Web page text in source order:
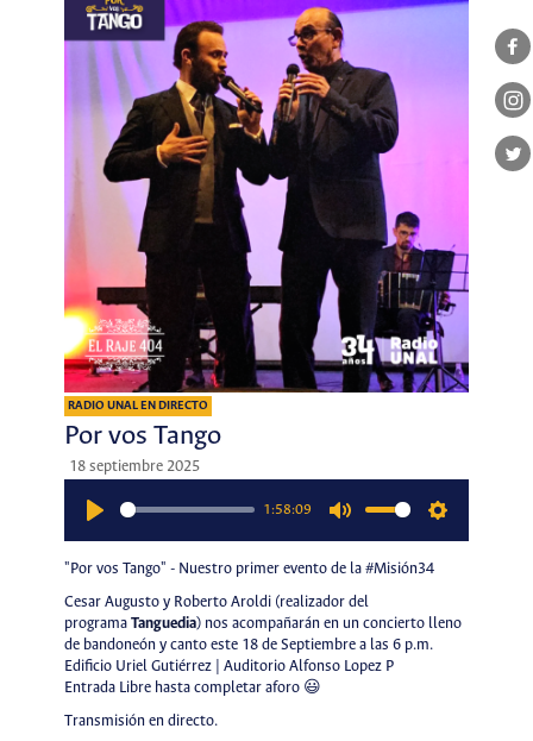
RADIO UNAL EN DIRECTO
Por vos Tango
18 septiembre 2025
1:58:09
"Por vos Tango" - Nuestro primer evento de la #Misión34
Cesar Augusto y Roberto Aroldi (realizador del
programa Tanguedia) nos acompañarán en un concierto lleno
de bandoneón y canto este 18 de Septiembre a las 6 p.m.
Edificio Uriel Gutiérrez | Auditorio Alfonso Lopez P
Entrada Libre hasta completar aforo 😃
Transmisión en directo.